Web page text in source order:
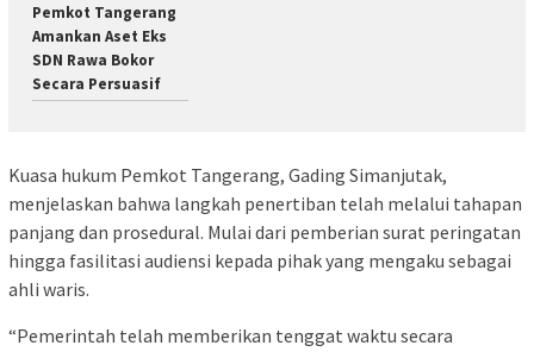
Pemkot Tangerang
Amankan Aset Eks
SDN Rawa Bokor
Secara Persuasif
Kuasa hukum Pemkot Tangerang, Gading Simanjutak,
menjelaskan bahwa langkah penertiban telah melalui tahapan
panjang dan prosedural. Mulai dari pemberian surat peringatan
hingga fasilitasi audiensi kepada pihak yang mengaku sebagai
ahli waris.
“Pemerintah telah memberikan tenggat waktu secara